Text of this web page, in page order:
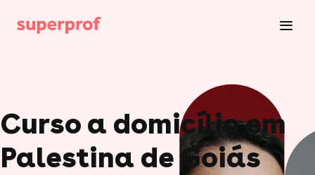
Curso a domicílio em
Palestina de Goiás